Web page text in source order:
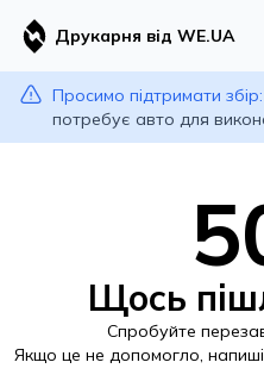
Друкарня від WE.UA
Просимо підтримати збір:
потребує авто для
Щось
Спробуйте
Якщо це не допомогло,